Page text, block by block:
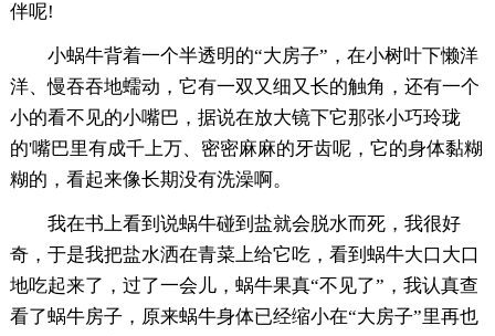
伴呢!
小蜗牛背着一个半透明的“大房子”，在小树叶下懒洋
洋、慢吞吞地蠕动，它有一双又细又长的触角，还有一个
小的看不见的小嘴巴，据说在放大镜下它那张小巧玲珑
的'嘴巴里有成千上万、密密麻麻的牙齿呢，它的身体黏糊
糊的，看起来像长期没有洗澡啊。
我在书上看到说蜗牛碰到盐就会脱水而死，我很好
奇，于是我把盐水洒在青菜上给它吃，看到蜗牛大口大口
地吃起来了，过了一会儿，蜗牛果真“不见了”，我认真查
看了蜗牛房子，原来蜗牛身体已经缩小在“大房子”里再也